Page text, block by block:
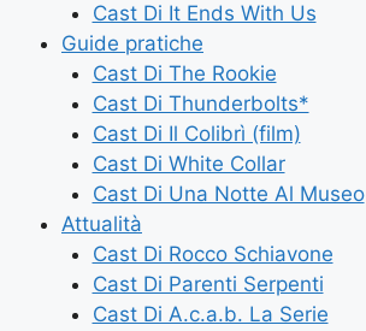
Cast Di It Ends With Us
Guide pratiche
Cast Di The Rookie
Cast Di Thunderbolts*
Cast Di Il Colibrì (film)
Cast Di White Collar
Cast Di Una Notte Al Museo
Attualità
Cast Di Rocco Schiavone
Cast Di Parenti Serpenti
Cast Di A.c.a.b. La Serie